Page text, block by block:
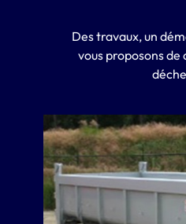
Des travaux, un
vous proposons de